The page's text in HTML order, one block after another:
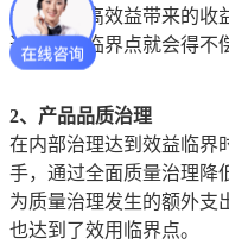
支出与提高效益带来的收
过了这个临界点就会得不
2、产品品质治理
在内部治理达到效益临界
手，通过全面质量治理降
为质量治理发生的额外支
也达到了效用临界点。